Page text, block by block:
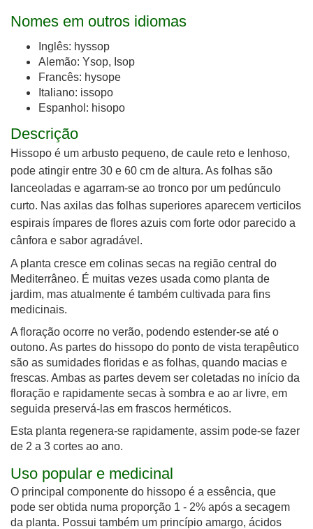
Nomes em outros idiomas
Inglês: hyssop
Alemão: Ysop, Isop
Francês: hysope
Italiano: issopo
Espanhol: hisopo
Descrição
Hissopo é um arbusto pequeno, de caule reto e lenhoso,
pode atingir entre 30 e 60 cm de altura. As folhas são
lanceoladas e agarram-se ao tronco por um pedúnculo
curto. Nas axilas das folhas superiores aparecem verticilos
espirais ímpares de flores azuis com forte odor parecido a
cânfora e sabor agradável.
A planta cresce em colinas secas na região central do
Mediterrâneo. É muitas vezes usada como planta de
jardim, mas atualmente é também cultivada para fins
medicinais.
A floração ocorre no verão, podendo ​​estender-se até o
outono. As partes do hissopo do ponto de vista terapêutico
são as sumidades floridas e as folhas, quando macias e
frescas. Ambas as partes devem ser coletadas no início da
floração e rapidamente secas à sombra e ao ar livre, em
seguida preservá-las em frascos herméticos.
Esta planta regenera-se rapidamente, assim pode-se fazer
de 2 a 3 cortes ao ano.
Uso popular e medicinal
O principal componente do hissopo é a essência, que
pode ser obtida numa proporção 1 - 2% após a secagem
da planta. Possui também um princípio amargo, ácidos